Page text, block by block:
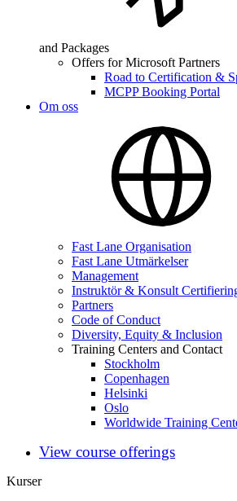
and Packages
Offers for Microsoft Partners
Road to Certification &
MCPP Booking Portal
Om oss
Fast Lane Organisation
Fast Lane Utmärkelser
Management
Instruktör & Konsult
Partners
Code of Conduct
Diversity, Equity & Inclusion
Training Centers and Contact
Stockholm
Copenhagen
Helsinki
Oslo
Worldwide Training
View course offerings
Kurser